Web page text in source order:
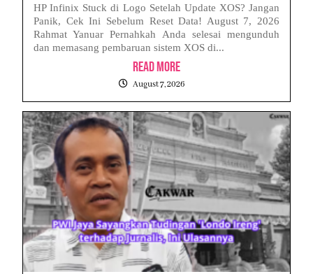
HP Infinix Stuck di Logo Setelah Update XOS? Jangan
Panik, Cek Ini Sebelum Reset Data! August 7, 2026
Rahmat Yanuar Pernahkah Anda selesai mengunduh
dan memasang pembaruan sistem XOS di...
Read More
August 7, 2026